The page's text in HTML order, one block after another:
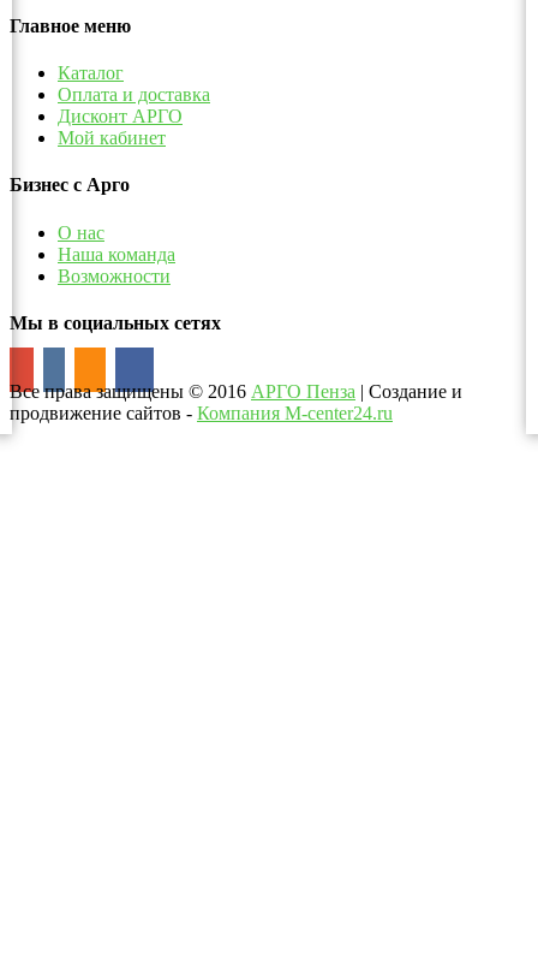
Главное меню
Каталог
Оплата и доставка
Дисконт АРГО
Мой кабинет
Бизнес с Арго
О нас
Наша команда
Возможности
Мы в социальных сетях
Все права защищены © 2016 АРГО Пенза | Создание и
продвижение сайтов - Компания M-center24.ru